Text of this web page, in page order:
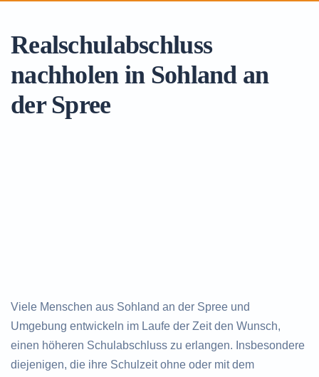
Realschulabschluss
nachholen in Sohland an
der Spree
Viele Menschen aus Sohland an der Spree und
Umgebung entwickeln im Laufe der Zeit den Wunsch,
einen höheren Schulabschluss zu erlangen. Insbesondere
diejenigen, die ihre Schulzeit ohne oder mit dem